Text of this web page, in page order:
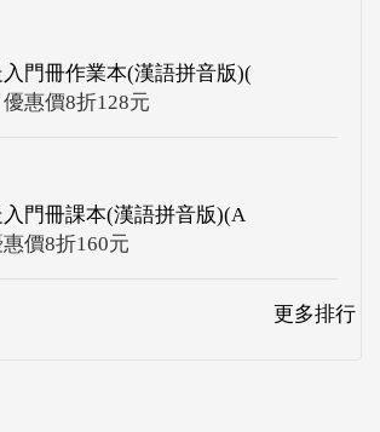
門冊作業本(漢語拼音版)(
優惠價8折128元
門冊課本(漢語拼音版)(A
惠價8折160元
更多排行